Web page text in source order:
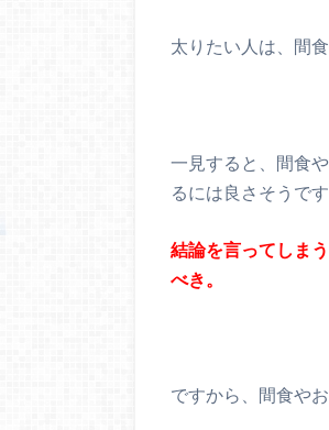
太りたい人は、間
一見すると、間食
るには良さそうです
結論を言ってしま
べき。
ですから、間食や